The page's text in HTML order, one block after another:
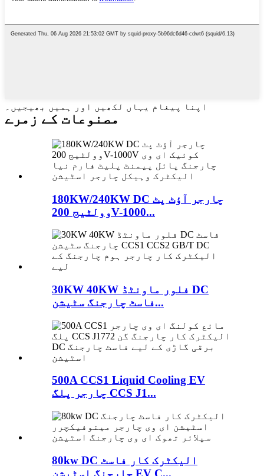
اپنا پیغام یہاں لکھیں اور ہمیں بھیجیں۔
مصنوعات کے زمرے
180KW/240KW DC چارجر آؤٹ پٹ
وولٹیج 200V-1000...
30KW 40KW فلور ماونٹڈ DC
فاسٹ چارجنگ سٹیشن...
500A CCS1 Liquid Cooling EV
چارجر پلگ CCS J1...
80kw DC الیکٹرک کار فاسٹ
چارجنگ اسٹیشن EV C...